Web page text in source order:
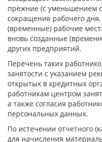
прежние (с уменьшением
сокращения рабочего
(временные) рабочие
вновь созданные
других предприятий.
Перечень таких
занятости с указанием
открытых в кредитных
работникам центром
а также согласия
персональных данных.
По истечении отчетного
для начисления